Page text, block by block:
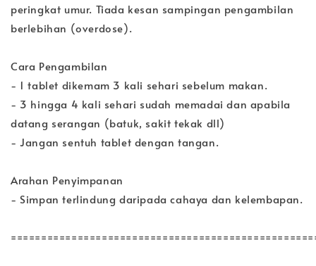
peringkat umur. Tiada kesan sampingan pengambilan
berlebihan (overdose).
Cara Pengambilan
- 1 tablet dikemam 3 kali sehari sebelum makan.
- 3 hingga 4 kali sehari sudah memadai dan apabila
datang serangan (batuk, sakit tekak dll)
- Jangan sentuh tablet dengan tangan.
Arahan Penyimpanan
- Simpan terlindung daripada cahaya dan kelembapan.